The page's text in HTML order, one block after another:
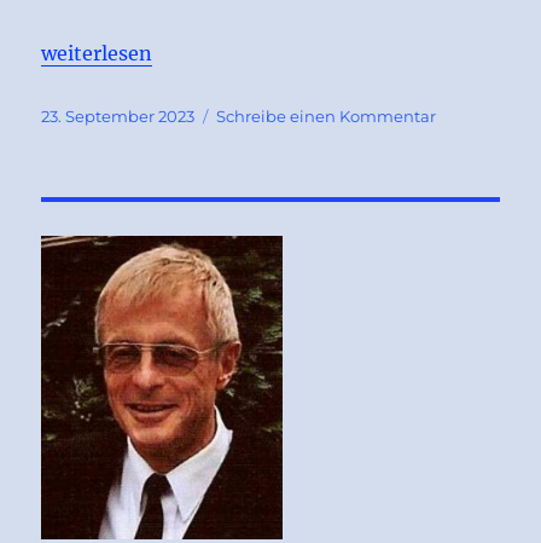
„Teilungsversteigerung mehrerer Grundstücke in
weiterlesen
Veröffentlicht
23. September 2023 Schreibe einen Kommentarzu